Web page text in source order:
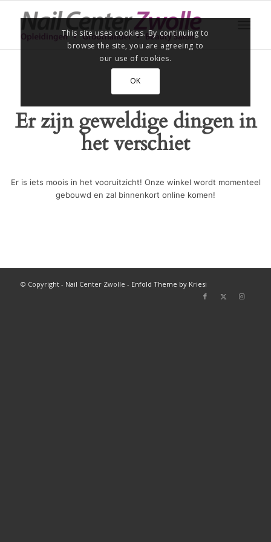
Er zijn geweldige dingen in
het verschiet
Er is iets moois in het vooruitzicht! Onze winkel wordt momenteel
gebouwd en zal binnenkort online komen!
© Copyright - Nail Center Zwolle - Enfold Theme by Kriesi
This site uses cookies. By continuing to
browse the site, you are agreeing to
our use of cookies.
OK